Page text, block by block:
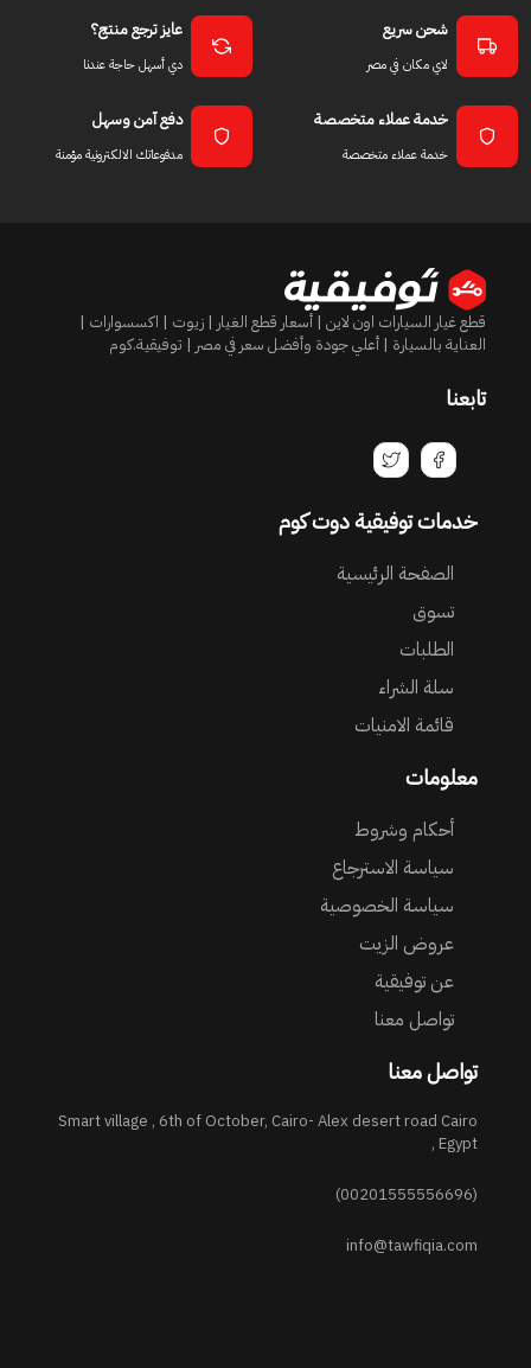
شحن سريع
لاي مكان في مصر
عايز ترجع منتج؟
دي أسهل حاجة عندنا
خدمة عملاء متخصصة
خدمة عملاء متخصصة
دفع آمن وسهل
مدفوعاتك الالكترونية مؤمنة
قطع غيار السيارات اون لاين | أسعار قطع الغيار | زيوت | اكسسوارات |
العناية بالسيارة | أعلي جودة وأفضل سعر في مصر | توفيقية.كوم
تابعنا
خدمات توفيقية دوت كوم
الصفحة الرئيسية
تسوق
الطلبات
سلة الشراء
قائمة الامنيات
معلومات
أحكام وشروط
سياسة الاسترجاع
سياسة الخصوصية
عروض الزيت
عن توفيقية
تواصل معنا
تواصل معنا
Smart village , 6th of October, Cairo- Alex desert road Cairo
, Egypt
(00201555556696)
info@tawfiqia.com